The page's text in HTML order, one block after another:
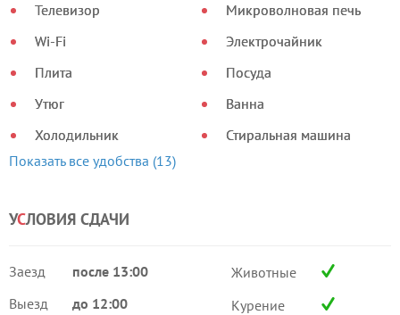
- цифровое ТВ
- электрочайник
- необходимая бытовая техника
Телевизор
Wi-Fi
Плита
Утюг
Холодильник
Микроволновая печь
Электрочайник
Посуда
Ванна
Стиральная машина
Показать все удобства (13)
УСЛОВИЯ СДАЧИ
Заезд
после 13:00
Выезд
до 12:00
Животные
Курение